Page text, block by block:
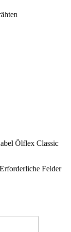
Ölflex Classic
Erforderliche Felder